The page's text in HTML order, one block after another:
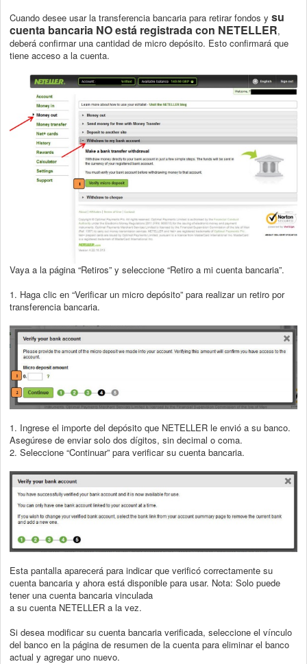
Cuando desee usar la transferencia bancaria para retirar fondos y su
cuenta bancaria NO está registrada con NETELLER,
deberá confirmar una cantidad de micro depósito. Esto confirmará que
tiene acceso a la cuenta.
Vaya a la página “Retiros” y seleccione “Retiro a mi cuenta bancaria”.
1. Haga clic en “Verificar un micro depósito” para realizar un retiro por
transferencia bancaria.
1. Ingrese el importe del depósito que NETELLER le envió a su banco.
Asegúrese de enviar solo dos dígitos, sin decimal o coma.
2. Seleccione “Continuar” para verificar su cuenta bancaria.
Esta pantalla aparecerá para indicar que verificó correctamente su
cuenta bancaria y ahora está disponible para usar. Nota: Solo puede
tener una cuenta bancaria vinculada
a su cuenta NETELLER a la vez.
Si desea modificar su cuenta bancaria verificada, seleccione el vínculo
del banco en la página de resumen de la cuenta para eliminar el banco
actual y agregar uno nuevo.